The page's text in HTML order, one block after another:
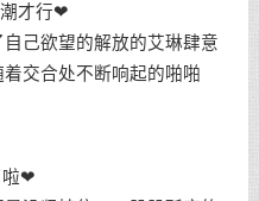
才行❤
己欲望的解放的艾琳肆意
交合处不断响起的啪啪
啦❤